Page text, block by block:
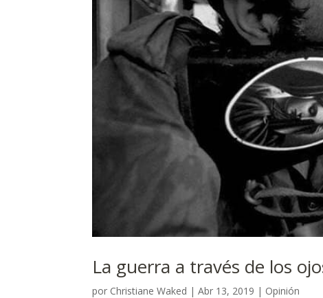
La guerra a través de los
por Christiane Waked |Abr 13, 2019 | Opinión